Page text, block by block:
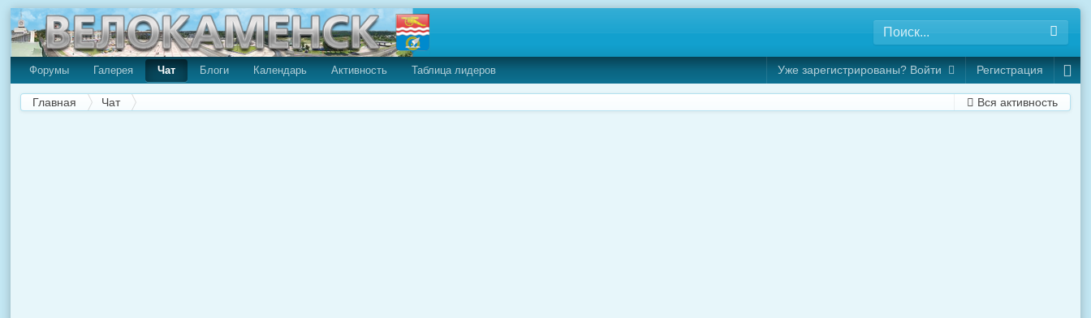
Форумы Галерея Чат Блоги Календарь Активность Таблица лидеров Уже зарегистрированы? Войти Регистрация
Вся активность
Главная Чат